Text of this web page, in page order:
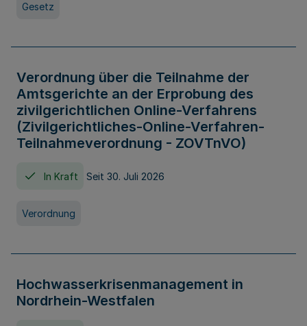
Gesetz
Verordnung über die Teilnahme der
Amtsgerichte an der Erprobung des
zivilgerichtlichen Online-Verfahrens
(Zivilgerichtliches-Online-Verfahren-
Teilnahmeverordnung - ZOVTnVO)
In Kraft Seit 30. Juli 2026
Verordnung
Hochwasserkrisenmanagement in
Nordrhein-Westfalen